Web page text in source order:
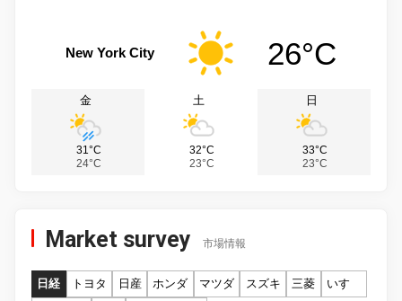
New York City 26°C
金
31°C
24°C
土
32°C
23°C
日
33°C
23°C
Market survey 市場情報
日経 トヨタ 日産 ホンダ マツダ スズキ 三菱
いすゞ